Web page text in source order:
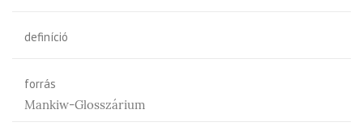
definíció
forrás
Mankiw-Glosszárium